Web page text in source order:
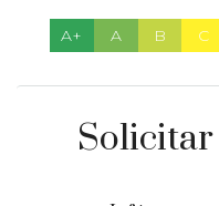
A+ A B C